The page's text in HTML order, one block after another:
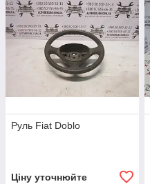
Руль Fiat Doblo
Ціну уточнюйте